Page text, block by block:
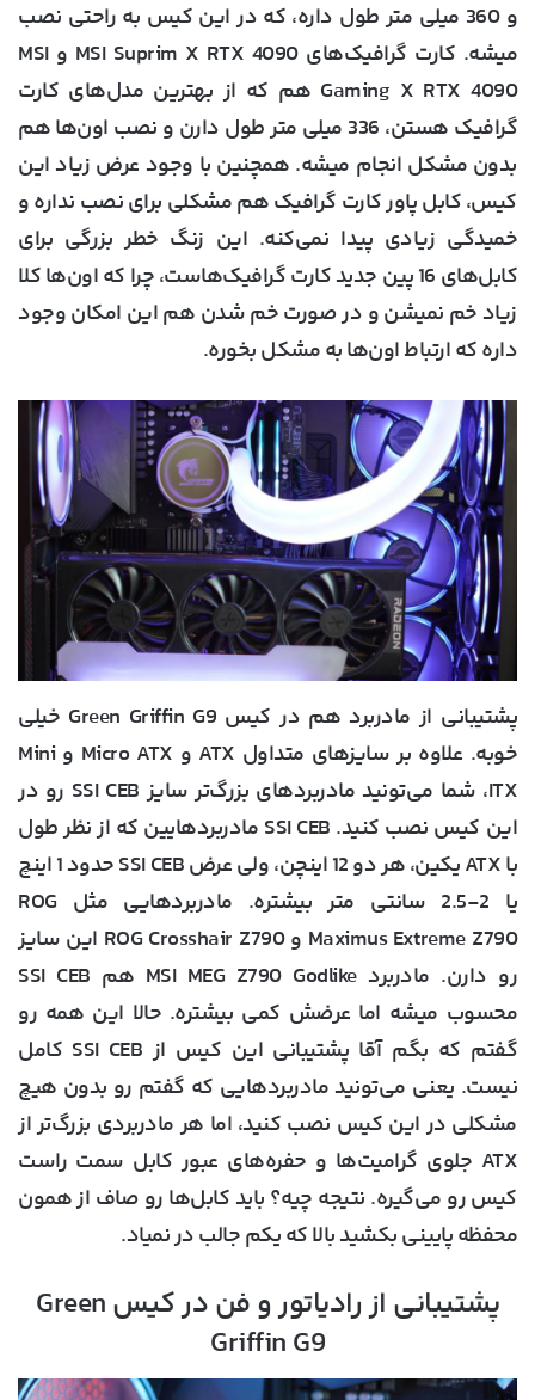
و 360 میلی متر طول داره، که در این کیس به راحتی نصب
میشه. کارت گرافیک‌های MSI Suprim X RTX 4090 و MSI
Gaming X RTX 4090 هم که از بهترین مدل‌های کارت
گرافیک هستن، 336 میلی متر طول دارن و نصب اون‌ها هم
بدون مشکل انجام میشه. همچنین با وجود عرض زیاد این
کیس، کابل پاور کارت گرافیک هم مشکلی برای نصب نداره و
خمیدگی زیادی پیدا نمی‌کنه. این زنگ خطر بزرگی برای
کابل‌های 16 پین جدید کارت گرافیک‌هاست، چرا که اون‌ها کلا
زیاد خم نمیشن و در صورت خم شدن هم این امکان وجود
داره که ارتباط اون‌ها به مشکل بخوره.
پشتیبانی از مادربرد هم در کیس Green Griffin G9 خیلی
خوبه. علاوه بر سایزهای متداول ATX و Micro ATX و Mini
ITX، شما می‌تونید مادربردهای بزرگ‌تر سایز SSI CEB رو در
این کیس نصب کنید. SSI CEB مادربردهایین که از نظر طول
با ATX یکین، هر دو 12 اینچن، ولی عرض SSI CEB حدود 1 اینچ
یا 2-2.5 سانتی متر بیشتره. مادربردهایی مثل ROG
Maximus Extreme Z790 و ROG Crosshair Z790 این سایز
رو دارن. مادربرد MSI MEG Z790 Godlike هم SSI CEB
محسوب میشه اما عرضش کمی بیشتره. حالا این همه رو
گفتم که بگم آقا پشتیبانی این کیس از SSI CEB کامل
نیست. یعنی می‌تونید مادربردهایی که گفتم رو بدون هیچ
مشکلی در این کیس نصب کنید، اما هر مادربردی بزرگ‌تر از
ATX جلوی گرامیت‌ها و حفره‌های عبور کابل سمت راست
کیس رو می‌گیره. نتیجه چیه؟ باید کابل‌ها رو صاف از همون
محفظه پایینی بکشید بالا که یکم جالب در نمیاد.
پشتیبانی از رادیاتور و فن در کیس Green
Griffin G9